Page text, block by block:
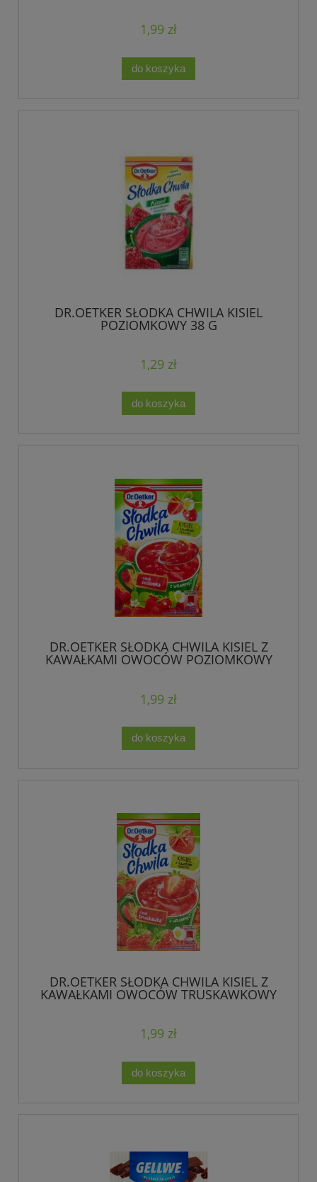
1,99 zł
do koszyka
DR.OETKER SŁODKA CHWILA KISIEL
POZIOMKOWY 38 G
1,29 zł
do koszyka
DR.OETKER SŁODKA CHWILA KISIEL Z
KAWAŁKAMI OWOCÓW POZIOMKOWY
1,99 zł
do koszyka
DR.OETKER SŁODKA CHWILA KISIEL Z
KAWAŁKAMI OWOCÓW TRUSKAWKOWY
1,99 zł
do koszyka